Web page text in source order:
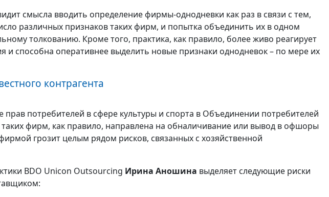
смысла вводить определение фирмы-однодневки как раз в связи с тем,
различных признаков таких фирм, и попытка объединить их в одном
толкованию. Кроме того, практика, как правило, более живо реагирует
и способна оперативнее выделить новые признаки однодневок – по мере их
контрагента
потребителей в сфере культуры и спорта в Объединении потребителей
таких фирм, как правило, направлена на обналичивание или вывод в офшоры
грозит целым рядом рисков, связанных с хозяйственной
BDO Unicon Outsourcing Ирина Аношина выделяет следующие риски